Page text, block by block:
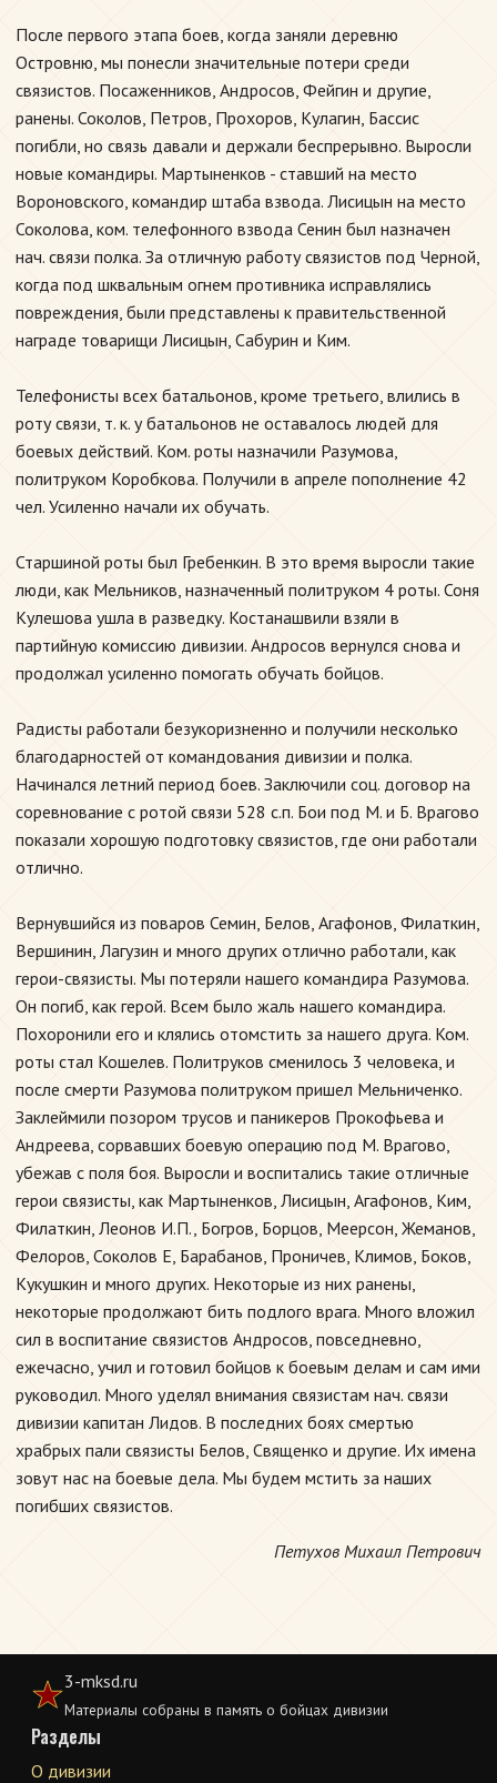
После первого этапа боев, когда заняли деревню
Островню, мы понесли значительные потери среди
связистов. Посаженников, Андросов, Фейгин и другие,
ранены. Соколов, Петров, Прохоров, Кулагин, Бассис
погибли, но связь давали и держали беспрерывно. Выросли
новые командиры. Мартыненков - ставший на место
Вороновского, командир штаба взвода. Лисицын на место
Соколова, ком. телефонного взвода Сенин был назначен
нач. связи полка. За отличную работу связистов под Черной,
когда под шквальным огнем противника исправлялись
повреждения, были представлены к правительственной
награде товарищи Лисицын, Сабурин и Ким.
Телефонисты всех батальонов, кроме третьего, влились в
роту связи, т. к. у батальонов не оставалось людей для
боевых действий. Ком. роты назначили Разумова,
политруком Коробкова. Получили в апреле пополнение 42
чел. Усиленно начали их обучать.
Старшиной роты был Гребенкин. В это время выросли такие
люди, как Мельников, назначенный политруком 4 роты. Соня
Кулешова ушла в разведку. Костанашвили взяли в
партийную комиссию дивизии. Андросов вернулся снова и
продолжал усиленно помогать обучать бойцов.
Радисты работали безукоризненно и получили несколько
благодарностей от командования дивизии и полка.
Начинался летний период боев. Заключили соц. договор на
соревнование с ротой связи 528 с.п. Бои под М. и Б. Врагово
показали хорошую подготовку связистов, где они работали
отлично.
Вернувшийся из поваров Семин, Белов, Агафонов, Филаткин,
Вершинин, Лагузин и много других отлично работали, как
герои-связисты. Мы потеряли нашего командира Разумова.
Он погиб, как герой. Всем было жаль нашего командира.
Похоронили его и клялись отомстить за нашего друга. Ком.
роты стал Кошелев. Политруков сменилось 3 человека, и
после смерти Разумова политруком пришел Мельниченко.
Заклеймили позором трусов и паникеров Прокофьева и
Андреева, сорвавших боевую операцию под М. Врагово,
убежав с поля боя. Выросли и воспитались такие отличные
герои связисты, как Мартыненков, Лисицын, Агафонов, Ким,
Филаткин, Леонов И.П., Богров, Борцов, Меерсон, Жеманов,
Фелоров, Соколов Е, Барабанов, Проничев, Климов, Боков,
Кукушкин и много других. Некоторые из них ранены,
некоторые продолжают бить подлого врага. Много вложил
сил в воспитание связистов Андросов, повседневно,
ежечасно, учил и готовил бойцов к боевым делам и сам ими
руководил. Много уделял внимания связистам нач. связи
дивизии капитан Лидов. В последних боях смертью
храбрых пали связисты Белов, Священко и другие. Их имена
зовут нас на боевые дела. Мы будем мстить за наших
погибших связистов.
Петухов Михаил Петрович
3-mksd.ru
Материалы собраны в память о бойцах дивизии
Разделы
О дивизии